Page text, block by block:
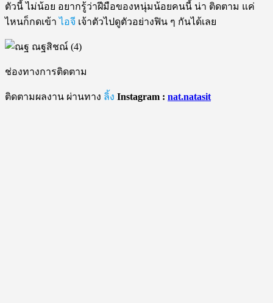
ตัวนี้ ไม่น้อย อยากรู้ว่าฝีมือของหนุ่มน้อยคนนี้ น่า ติดตาม แค่
ไหนก็กดเข้าไอจี เจ้าตัวไปดูตัวอย่างฟิน ๆ กันได้เลย
ช่องทางการติดตาม
ติดตามผลงาน ผ่านทาง ลิ้ง Instagram : nat.natasit